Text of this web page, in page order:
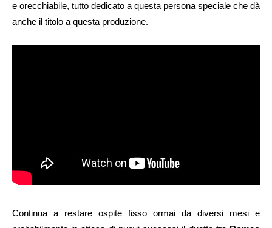
e orecchiabile, tutto dedicato a questa persona speciale che dà
anche il titolo a questa produzione.
Continua a restare ospite fisso ormai da diversi mesi e